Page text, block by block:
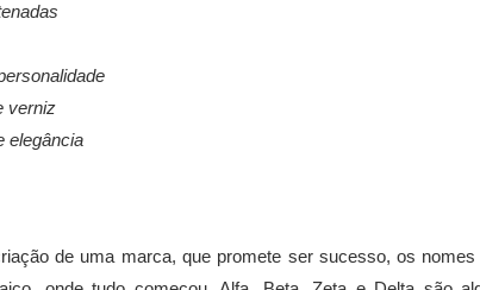
verniz
elegância
de uma marca, que promete ser sucesso, os